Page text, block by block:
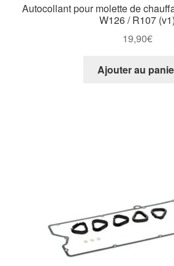
Autocollant pour molette de
W126 / R107 (v1)
19,90€
Ajouter au